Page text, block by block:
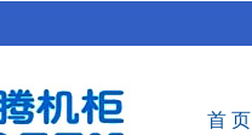
首 页